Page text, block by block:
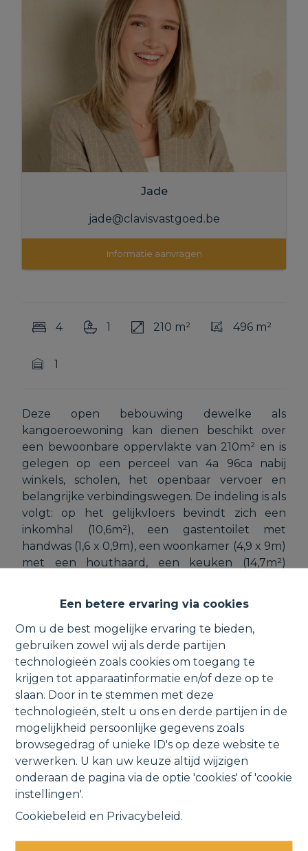
Een betere ervaring via cookies
Om u de best mogelijke ervaring te bieden,
gebruiken zowel wij als derde partijen
technologieën zoals cookies om toegang te
krijgen tot apparaatinformatie en/of deze op te
slaan. Door in te stemmen met deze
technologieën, stelt u ons en derde partijen in de
mogelijkheid persoonlijke gegevens zoals
browsegedrag of unieke ID's op deze website te
verwerken. U kan uw keuze altijd wijzigen
onderaan de pagina via de optie 'cookies' of 'cookie
instellingen'.
Cookiebeleid en Privacybeleid .
Jade
jade@clavisvastgoed.be
Informatie aanvragen
4 1 210 m² 496 m²
1
Deze open bebouwing dewelke als
kangoeroewoning kan dienen beschikt over
een bewoonbare oppervlakte van 210m² en is
gelegen op een perceel van 4a 96ca nabij
winkels, scholen, het openbaar vervoer en
belangrijke verbindingswegen. De indeling is als
volgt: op het gelijkvloers bevindt zich een
inkomhal (10,6m²), een gastentoilet met
handwas (1,6 x 0,9m), een woonkamer (4,9 x 9m)
met een houthaard, een keuken (14,7m²)
dampkap, oven, microgolfoven, spoelbak en
aansluiting voor een vaatwasmachine en een
technische ruimte (0,6 x 0,7m). Verder is er nog
een woonkamer (4 x 5,3m), een slaapkamer (4 x
3,5m) dewelke eveneens als bureau kan dienen
en een kitchenette (2,2 x 2,3m) voorzien van
een dampkap, koelkast, spoelbak & een
douche. Op de eerste verdieping leidt de
nachthal (15m²) naar een toilet (2,6 x 1,2m), een
bureau (3,6 x 1,7m), 3 volwaardige slaapkamers
(4 x 2,7m; 4 x 2,8m; 4,2 x 3,8m) en een
badkamer (8,6m²) voorzien van een ligbad met
douchemogelijkheid en een enkele wastafel.
Bovendien is er een ruime stockagezolder, een
automatische poort, aansluiting voor een